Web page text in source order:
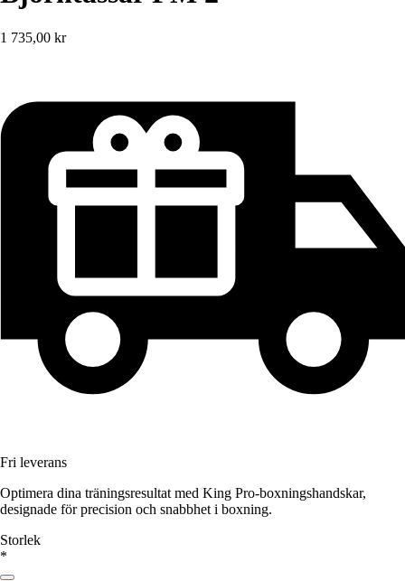
1 735,00 kr
Fri leverans
Optimera dina träningsresultat med King Pro-boxningshandskar,
designade för precision och snabbhet i boxning.
Storlek
*